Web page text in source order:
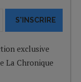
S'INSCRIRE
exclusive
La Chronique